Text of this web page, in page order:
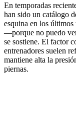
En temporadas
han sido un catálogo
esquina en los
—porque no puedo
se sostiene. El factor
entrenadores suelen
mantiene alta la
piernas.